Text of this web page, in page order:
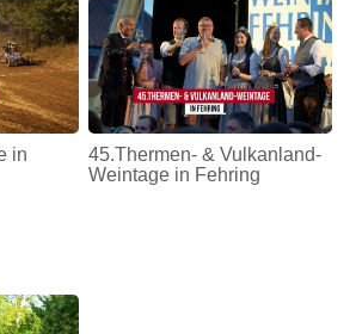
in
45.Thermen- & Vulkanland-
Weintage in Fehring